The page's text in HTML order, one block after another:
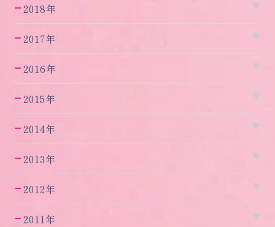
2018年
2017年
2016年
2015年
2014年
2013年
2012年
2011年